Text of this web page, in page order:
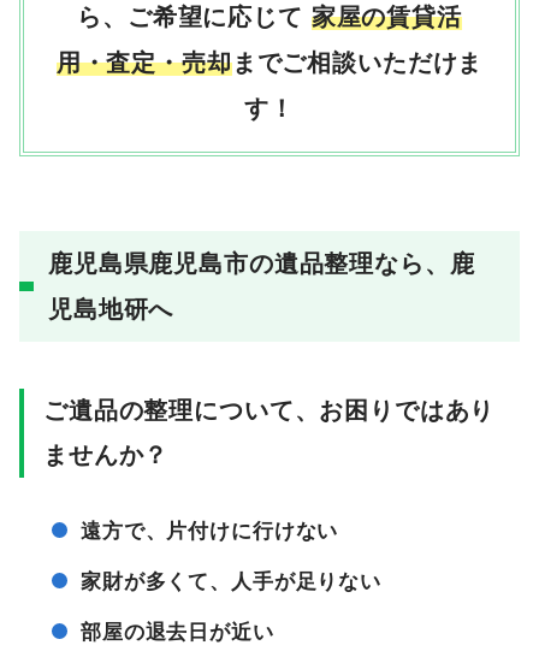
ら、ご希望に応じて 家屋の賃貸活
用・査定・売却までご相談いただけま
す！
鹿児島県鹿児島市の遺品整理なら、鹿
児島地研へ
ご遺品の整理について、お困りではあり
ませんか？
遠方で、片付けに行けない
家財が多くて、人手が足りない
部屋の退去日が近い